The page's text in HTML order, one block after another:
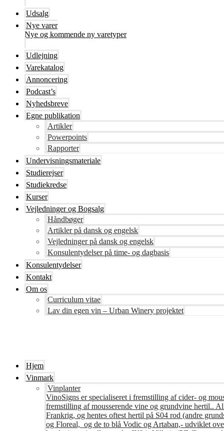
Udsalg
Nye varer
Nye og kommende ny varetyper
Udlejning
Varekatalog
Annoncering
Podcast’s
Nyhedsbreve
Egne publikation
Artikler
Powerpoints
Rapporter
Undervisningsmateriale
Studierejser
Studiekredse
Kurser
Vejledninger og Bogsalg
Håndbøger
Artikler på dansk og engelsk
Vejledninger på dansk og engelsk
Konsulentydelser på time- og dagbasis
Konsulentydelser
Kontakt
Om os
Curriculum vitae
Lav din egen vin – Urban Winery projektet
Hjem
Vinmark
Vinplanter
VinoSigns er specialiseret i fremstilling af cider- og
fremstilling af mousserende vine og grundvine hertil..
Frankrig, og hentes oftest hertil på S04 rod (andre
og Floreal, og de to blå Vodic og Artaban,- udviklet